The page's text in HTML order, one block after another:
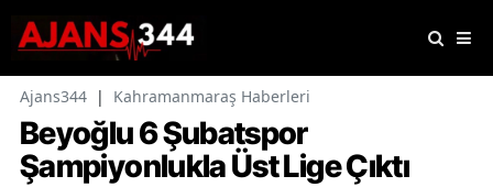
Ajans344 | Kahramanmaraş Haberleri
Beyoğlu 6 Şubatspor
Şampiyonlukla Üst Lige Çıktı